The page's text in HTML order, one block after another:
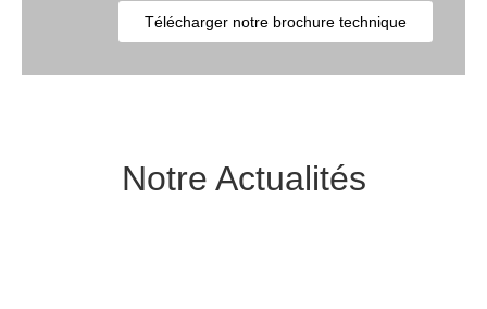
Télécharger notre brochure technique
Notre Actualités